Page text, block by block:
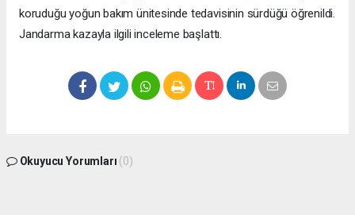
koruduğu yoğun bakım ünitesinde tedavisinin sürdüğü öğrenildi.
Jandarma kazayla ilgili inceleme başlattı.
Okuyucu Yorumları (0)